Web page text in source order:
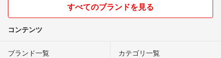
すべてのブランドを見る
コンテンツ
ブランド一覧 カテゴリ一覧